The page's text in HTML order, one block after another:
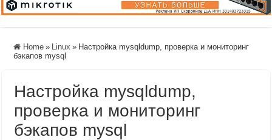
Home » Linux » Настройка mysqldump, проверка и мониторинг
бэкапов mysql
Настройка mysqldump,
проверка и мониторинг
бэкапов mysql